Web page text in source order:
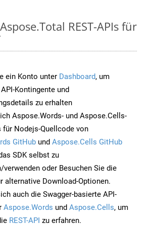
REST-APIs für
ein Konto unter Dashboard, um
Kontingente und
zu erhalten
Aspose.Words- und Aspose.Cells-
für Nodejs-Quellcode von
GitHub und Aspose.Cells GitHub
SDK selbst zu
verwenden oder Besuchen Sie die
alternative Download-Optionen.
auch die Swagger-basierte API-
Aspose.Words und Aspose.Cells, um
REST-API zu erfahren.